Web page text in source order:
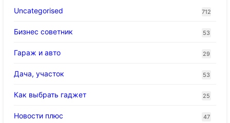
Uncategorised
712
Бизнес советник 53
Гараж и авто 29
Дача, участок 53
Как выбрать гаджет 25
Новости плюс 47